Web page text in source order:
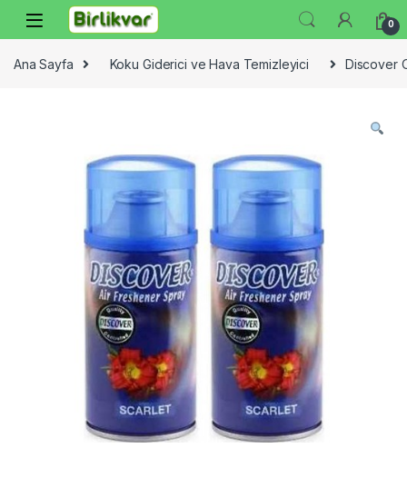
Skip to navigation
Skip to content
0
Ana Sayfa Koku Giderici ve Hava Temizleyici Discover